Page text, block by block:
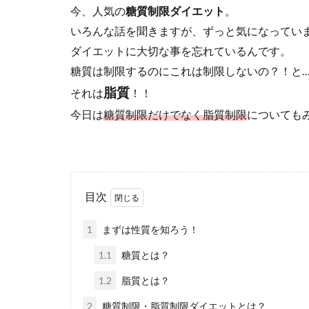
今、人気の糖質制限ダイエット 。
いろんな話を聞きますが、ずっと気になってい
ダイエットに大切な事を忘れているんです。
糖質は制限するのにこれは制限しないの？！と
それは脂質 ！！
今日は糖質制限だけでなく脂質制限についても
目次
1 まずは性質を知ろう！
1.1 糖質とは？
1.2 脂質とは？
2 糖質制限・脂質制限ダイエットとは？